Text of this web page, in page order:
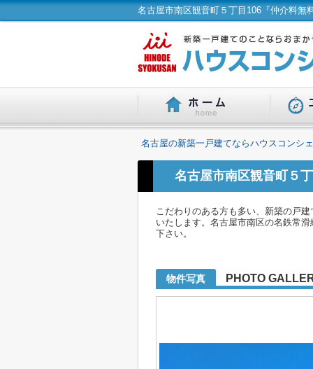
名古屋の新築一戸建てならハウスコンシ
名古屋市南区観音町５
こだわりのある方も多い、新築の戸
いたします。名古屋市南区の名鉄常
下さい。
物件写真 PHOTO